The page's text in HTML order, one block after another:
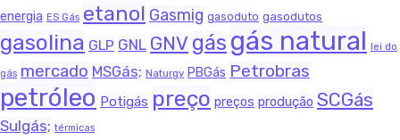
energia ES Gás etanol Gasmig gasoduto gasodutos
gasolina GLP GNL GNV gás gás natural lei do
gás mercado MSGás; Naturgy PBGás Petrobras
petróleo Potigás preço preços produção SCGás
Sulgás; térmicas